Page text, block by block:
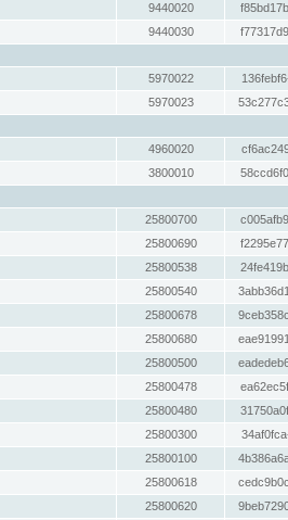
9440020
9440030
5970022
5970023
4960020
3800010
25800700
25800690
25800538
25800540
25800678
25800680
25800500
25800478
25800480
25800300
25800100
25800618
25800620